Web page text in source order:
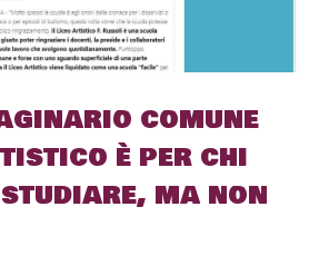
comune
è per chi
ma non